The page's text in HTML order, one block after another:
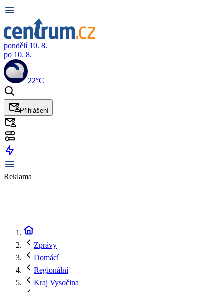
pondělí 10. 8.
po 10. 8.
22°C
Přihlášení
Reklama
Zprávy
Domácí
Regionální
Kraj Vysočina